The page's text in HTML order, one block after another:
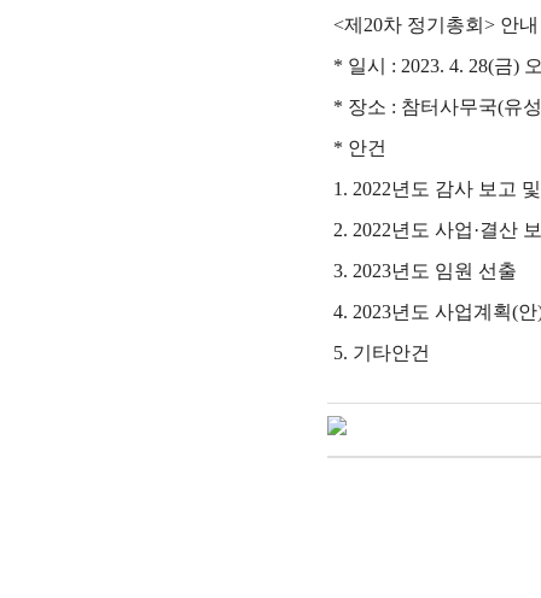
<제 20차 정기총회 > 안내
* 일시 : 2023. 4. 28(금)
* 장소 : 참터사무국(유
* 안건
1. 2022년도 감사 보고
2. 2022년도 사업·결산
3. 2023년도 임원 선출
4. 2023년도 사업계획(안
5. 기타안건